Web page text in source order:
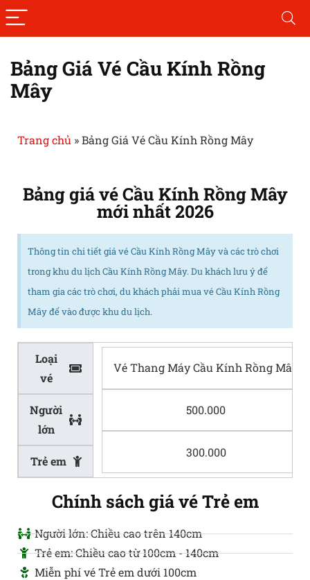
Bảng Giá Vé Cầu Kính Rồng
Mây
Trang chủ »Bảng Giá Vé Cầu Kính Rồng Mây
Bảng giá vé Cầu Kính Rồng Mây
mới nhất 2026
Thông tin chi tiết giá vé Cầu Kính Rồng Mây và các trò chơi
trong khu du lịch Cầu Kính Rồng Mây. Du khách lưu ý để
tham gia các trò chơi, du khách phải mua vé Cầu Kính Rồng
Mây để vào được khu du lịch.
Loại
vé
Người
lớn
Trẻ em
Vé Thang Máy Cầu Kính Rồng Mây
500.000
300.000
Chính sách giá vé Trẻ em
Người lớn: Chiều cao trên 140cm
Trẻ em: Chiều cao từ 100cm - 140cm
Miễn phí vé Trẻ em dưới 100cm